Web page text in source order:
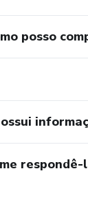
posso
respondê-